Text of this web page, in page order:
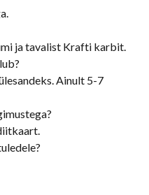
ja tavalist Krafti karbit.
Ainult 5-7